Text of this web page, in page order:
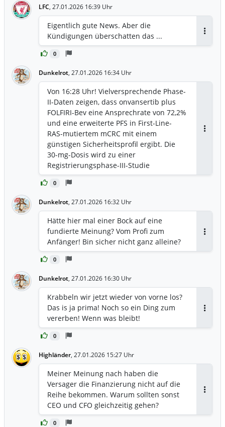
kam der Vorstand zu dem Schluss, dass
dies der richtige Moment war, um die
Führungsrolle und die finanzielle
Führung an den sich entwickelnden
Bedürfnissen des Unternehmens
auszurichten", sagte der Vorsitzende
Rodney Markin. Das Onvansertib-
Medikament von Cardiff Oncology
befindet sich derzeit in der klinischen
Entwicklung für RAS-mutierten
metastasierten Darmkrebs und wird
auch zur Behandlung mehrerer
zusätzlicher Krebsarten untersucht. Am
Dienstag veröffentlichte das
Unternehmen ein positives Update
seiner Phase-II-Studie mit Onvansertib,
die dosisabhängige Vorteile bei
mehreren Wirksamkeitsmaßnahmen
diesem Jahr eine Registrierungsstudie
für das Medikament zu beginnen.
LFC, 27.01.2026 16:39 Uhr
0
Eigentlich gute News. Aber die
Kündigungen überschatten das ...
Dunkelrot, 27.01.2026 16:34 Uhr
0
Von 16:28 Uhr! Vielversprechende Phase-
II-Daten zeigen, dass onvansertib plus
FOLFIRI-Bev eine Ansprechrate von 72,2%
und eine erweiterte PFS in First-Line-
RAS-mutiertem mCRC mit einem
günstigen Sicherheitsprofil ergibt. Die
30-mg-Dosis wird zu einer
Registrierungsphase-III-Studie
übergehen, wobei weitere Daten und
regulatorische Rückmeldungen im Jahr
Dunkelrot, 27.01.2026 16:32 Uhr
0
Hätte hier mal einer Bock auf eine
fundierte Meinung? Vom Profi zum
Anfänger! Bin sicher nicht ganz alleine?
Dunkelrot, 27.01.2026 16:30 Uhr
0
Krabbeln wir jetzt wieder von vorne los?
Das is ja prima! Noch so ein Ding zum
vererben! Wenn was bleibt!
Highländer, 27.01.2026 15:27 Uhr
0
Meiner Meinung nach haben die
Versager die Finanzierung nicht auf die
Reihe bekommen. Warum sollten sonst
CEO und CFO gleichzeitig gehen?